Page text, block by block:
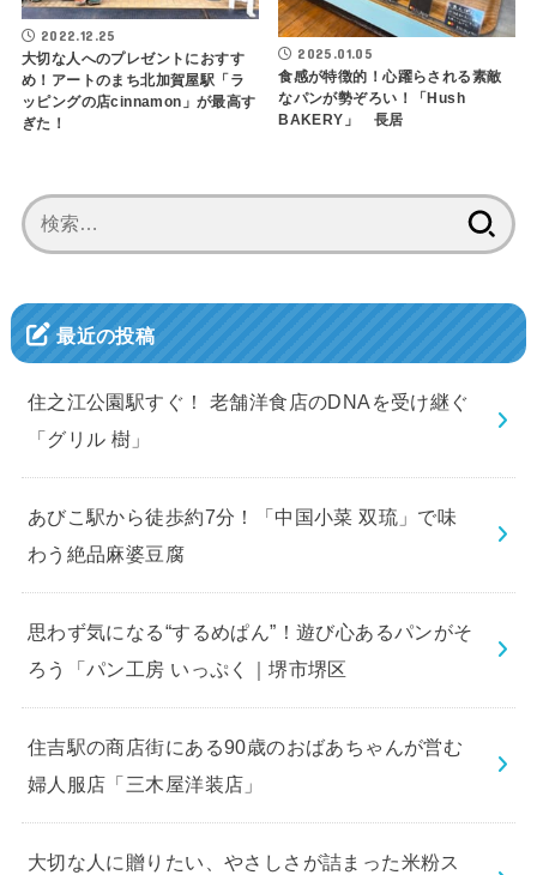
2022.12.25
大切な人へのプレゼントにおすす
め！アートのまち北加賀屋駅「ラ
ッピングの店cinnamon」が最高す
ぎた！
2025.01.05
食感が特徴的！心躍らされる素敵
なパンが勢ぞろい！「Hush
BAKERY」 長居
索:
最近の投稿
住之江公園駅すぐ！ 老舗洋食店のDNAを受け継ぐ
「グリル 樹」
あびこ駅から徒歩約7分！「中国小菜 双琉」で味
わう絶品麻婆豆腐
思わず気になる“するめぱん”！遊び心あるパンがそ
ろう「パン工房 いっぷく｜堺市堺区
住吉駅の商店街にある90歳のおばあちゃんが営む
婦人服店「三木屋洋装店」
大切な人に贈りたい、やさしさが詰まった米粉ス